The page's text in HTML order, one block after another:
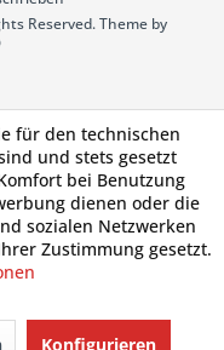
Reserved. Theme by
für den technischen
und stets gesetzt
bei Benutzung
dienen oder die
sozialen Netzwerken
Zustimmung gesetzt.
Konfigurieren